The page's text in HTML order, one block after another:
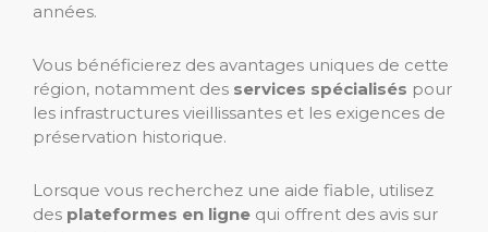
années.
Vous bénéficierez des avantages uniques de cette
région, notamment des services spécialisés pour
les infrastructures vieillissantes et les exigences de
préservation historique.
Lorsque vous recherchez une aide fiable, utilisez
des plateformes en ligne qui offrent des avis sur